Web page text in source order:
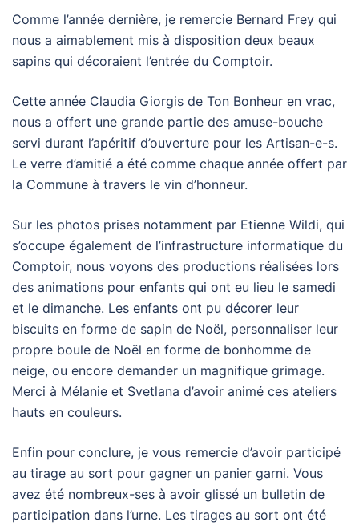
Comme l’année dernière, je remercie Bernard Frey qui
nous a aimablement mis à disposition deux beaux
sapins qui décoraient l’entrée du Comptoir.
Cette année Claudia Giorgis de Ton Bonheur en vrac,
nous a offert une grande partie des amuse-bouche
servi durant l’apéritif d’ouverture pour les Artisan-e-s.
Le verre d’amitié a été comme chaque année offert par
la Commune à travers le vin d’honneur.
Sur les photos prises notamment par Etienne Wildi, qui
s’occupe également de l’infrastructure informatique du
Comptoir, nous voyons des productions réalisées lors
des animations pour enfants qui ont eu lieu le samedi
et le dimanche. Les enfants ont pu décorer leur
biscuits en forme de sapin de Noël, personnaliser leur
propre boule de Noël en forme de bonhomme de
neige, ou encore demander un magnifique grimage.
Merci à Mélanie et Svetlana d’avoir animé ces ateliers
hauts en couleurs.
Enfin pour conclure, je vous remercie d’avoir participé
au tirage au sort pour gagner un panier garni. Vous
avez été nombreux-ses à avoir glissé un bulletin de
participation dans l’urne. Les tirages au sort ont été